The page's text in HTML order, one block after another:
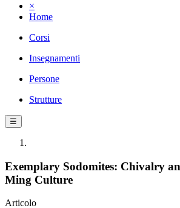
×
Home
Corsi
Insegnamenti
Persone
Strutture
☰
Exemplary Sodomites: Chivalry
Ming Culture
Articolo